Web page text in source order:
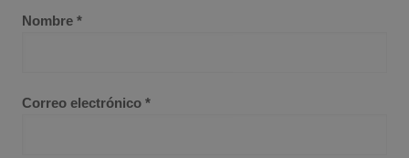
Nombre *
Correo electrónico *